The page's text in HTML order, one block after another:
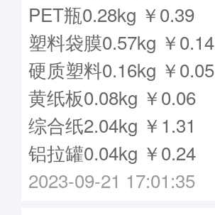
PET瓶0.28kg ￥0.39
塑料袋膜0.57kg ￥0.14
硬质塑料0.16kg ￥0.05
黄纸板0.08kg ￥0.06
综合纸2.04kg ￥1.31
铝拉罐0.04kg ￥0.24
2023-09-21 17:01:35